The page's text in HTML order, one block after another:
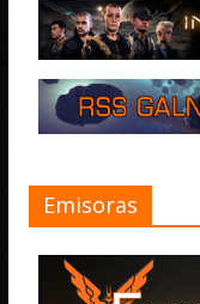
Emisoras